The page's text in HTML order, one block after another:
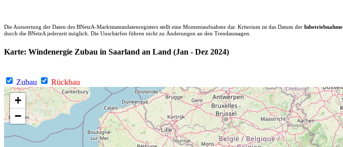
Die Auswertung der Daten des BNetzA-Marktstammdatenregisters stellt eine Momentaufnahme dar. Kriterium ist das Datum der Inbetriebnahme
durch die BNetzA jederzeit möglich. Die Unschärfen führen nicht zu Änderungen an den Trendaussagen.
Karte: Windenergie Zubau in Saarland an Land (Jan - Dez 2024)
Zubau Rückbau
+
−